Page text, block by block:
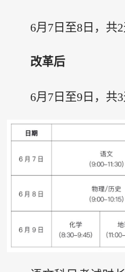
6月7日至8日，共2
改革后
6月7日至9日，共3